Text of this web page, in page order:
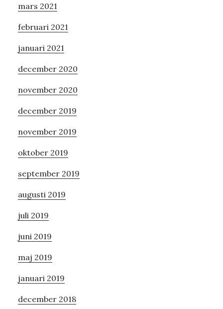
mars 2021
februari 2021
januari 2021
december 2020
november 2020
december 2019
november 2019
oktober 2019
september 2019
augusti 2019
juli 2019
juni 2019
maj 2019
januari 2019
december 2018